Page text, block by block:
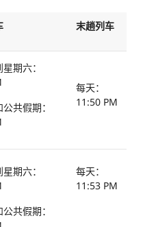
末趟列车
期六：
共假期：
每天：
11:50 PM
期六：
共假期：
每天：
11:53 PM